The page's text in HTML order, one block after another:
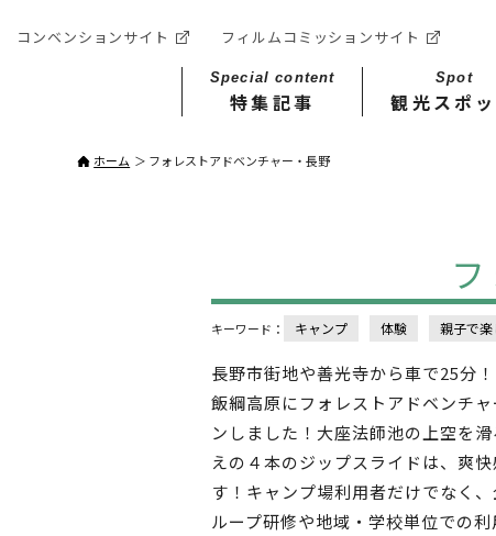
コンベンションサイト フィルムコミッションサイト
Special content
特集記事
Spot
観光スポッ
ホーム フォレストアドベンチャー・長野
キーワード： キャンプ 体験 親子で楽
長野市街地や善光寺から車で25分
飯綱高原にフォレストアドベンチ
ンしました！大座法師池の上空を
えの４本のジップスライドは、爽
す！キャンプ場利用者だけでなく
ループ研修や地域・学校単位での利